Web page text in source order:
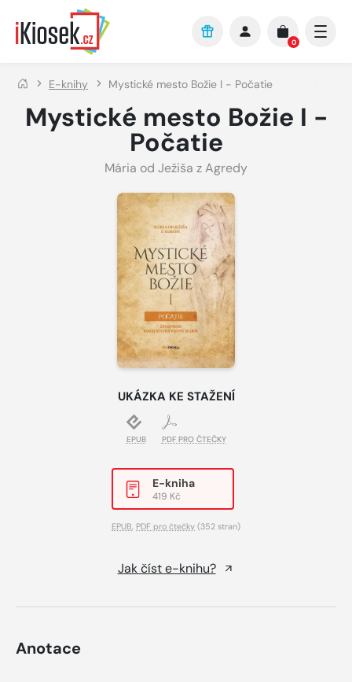
Přejít na hlavní obsah
0
E-knihy Mystické mesto Božie I - Počatie
Mystické mesto Božie I -
Počatie
Mária od Ježiša z Agredy
UKÁZKA KE STAŽENÍ
EPUB PDF PRO ČTEČKY
E-kniha
419 Kč
EPUB, PDF pro čtečky (352 stran)
Jak číst e-knihu?
Anotace